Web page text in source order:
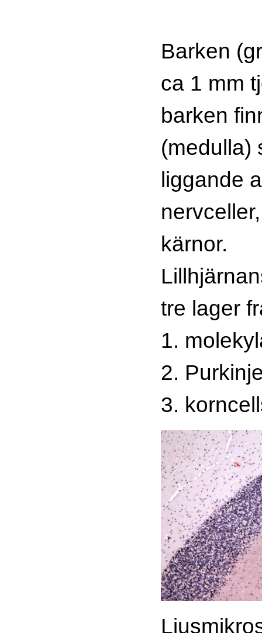
Barken
ca 1 mm
barken
(medulla)
liggande
kärnor.
tre lager
1.
2.
3.